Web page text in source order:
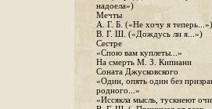
надоела»)
Мечты
А. Г. Б. («Не хочу я теперь...»)
В. Г. Ш. («Дождусь ли я...»)
Сестре
«Спою вам куплеты...»
На смерть М. З. Кипиани
Соната Джусковского
«Один, опять один без
родного...»
«Иссякла мысль, тускнеют